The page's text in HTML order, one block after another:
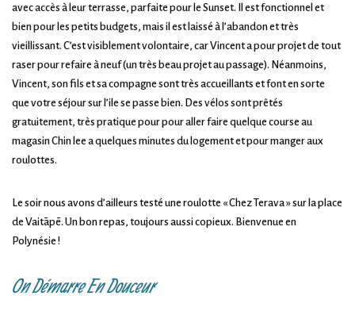
avec accès à leur terrasse, parfaite pour le Sunset. Il est fonctionnel et
bien pour les petits budgets, mais il est laissé à l’abandon et très
vieillissant. C’est visiblement volontaire, car Vincent a pour projet de tout
raser pour refaire à neuf (un très beau projet au passage). Néanmoins,
Vincent, son fils et sa compagne sont très accueillants et font en sorte
que votre séjour sur l’ile se passe bien. Des vélos sont prêtés
gratuitement, très pratique pour pour aller faire quelque course au
magasin Chin lee a quelques minutes du logement et pour manger aux
roulottes.
Le soir nous avons d’ailleurs testé une roulotte « Chez Terava » sur la place
de Vaitāpē. Un bon repas, toujours aussi copieux. Bienvenue en
Polynésie !
On Démarre En Douceur